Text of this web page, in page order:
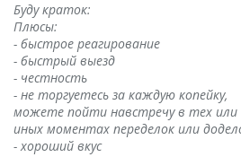
Буду краток:
Плюсы:
- быстрое реагирование
- быстрый выезд
- честность
- не торгуетесь за каждую копейку,
можете пойти навстречу в тех или
иных моментах переделок или
- хороший вкус